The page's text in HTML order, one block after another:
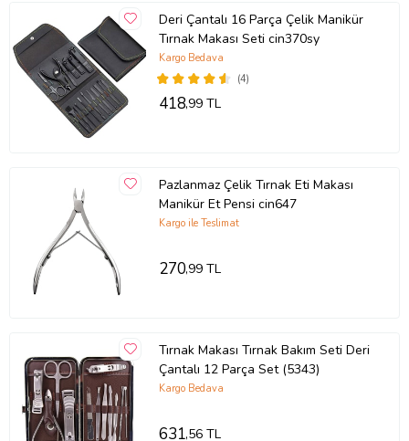
Deri Çantalı 16 Parça Çelik Manikür
Tırnak Makası Seti cin370sy
(4)
Kargo Bedava
418,99 TL
Pazlanmaz Çelik Tırnak Eti Makası
Manikür Et Pensi cin647
Kargo ile Teslimat
270,99 TL
Tırnak Makası Tırnak Bakım Seti Deri
Çantalı 12 Parça Set (5343)
Kargo Bedava
631,56 TL